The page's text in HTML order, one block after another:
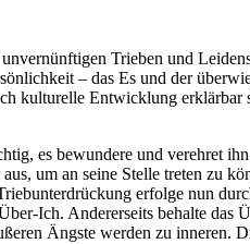
Trieben und
– das Es und der
kulturelle Entwicklung
es bewundere und verehret
um an seine Stelle treten zu
erfolge nun
Ich. Andererseits behalte das
Ängste werden zu inneren.